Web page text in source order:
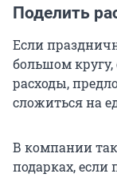
Поделить
Если
большом
расходы,
сложиться на
В компании
подарках, если